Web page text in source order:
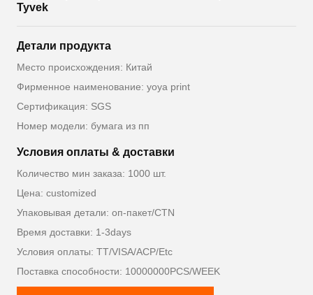
Tyvek
Детали продукта
Место происхождения: Китай
Фирменное наименование: yoya print
Сертификация: SGS
Номер модели: бумага из пп
Условия оплаты & доставки
Количество мин заказа: 1000 шт.
Цена: customized
Упаковывая детали: оп-пакет/CTN
Время доставки: 1-3days
Условия оплаты: TT/VISA/ACP/Etc
Поставка способности: 10000000PCS/WEEK